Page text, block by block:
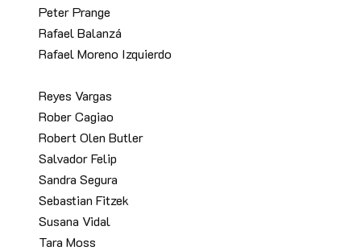
Peter Prange
Rafael Balanzá
Rafael Moreno Izquierdo
Reyes Vargas
Rober Cagiao
Robert Olen Butler
Salvador Felip
Sandra Segura
Sebastian Fitzek
Susana Vidal
Tara Moss